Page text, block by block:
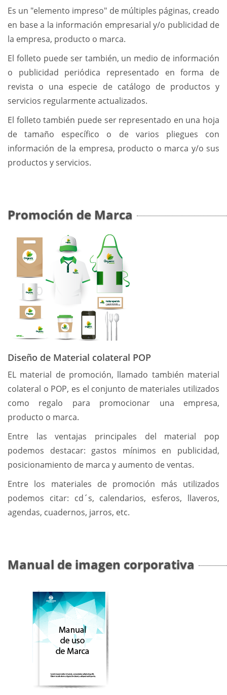
Es un "elemento impreso" de múltiples páginas, creado
en base a la información empresarial y/o publicidad de
la empresa, producto o marca.
El folleto puede ser también, un medio de información
o publicidad periódica representado en forma de
revista o una especie de catálogo de productos y
servicios regularmente actualizados.
El folleto también puede ser representado en una hoja
de tamaño específico o de varios pliegues con
información de la empresa, producto o marca y/o sus
productos y servicios.
Promoción de Marca
Diseño de Material colateral POP
EL material de promoción, llamado también material
colateral o POP, es el conjunto de materiales utilizados
como regalo para promocionar una empresa,
producto o marca.
Entre las ventajas principales del material pop
podemos destacar: gastos mínimos en publicidad,
posicionamiento de marca y aumento de ventas.
Entre los materiales de promoción más utilizados
podemos citar: cd´s, calendarios, esferos, llaveros,
agendas, cuadernos, jarros, etc.
Manual de imagen corporativa